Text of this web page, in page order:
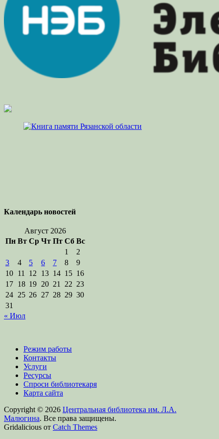
Календарь новостей
Август 2026
Пн Вт Ср Чт Пт Сб Вс
1
2
3
4 5 6 7 8
9
10 11 12 13 14 15 16
17 18 19 20 21 22 23
24 25 26 27 28 29 30
31
« Июл
Режим работы
Контакты
Услуги
Ресурсы
Спроси библиотекаря
Карта сайта
Copyright © 2026 Центральная библиотека им. Л.А.
Малюгина. Все права защищены.
Gridalicious от Catch Themes